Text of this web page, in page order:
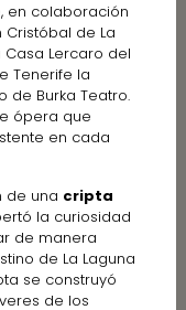
en colaboración
Cristóbal de La
Lercaro del
Tenerife la
de Burka Teatro.
ópera que
en cada
de una cripta
la curiosidad
de manera
de La Laguna
se construyó
de los